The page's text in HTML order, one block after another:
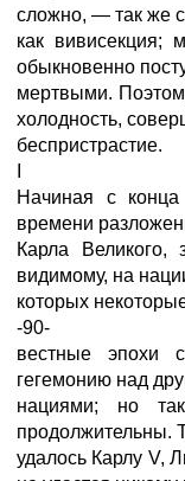
сложно, — так же
как вивисекция;
обыкновенно
мертвыми.
холодность,
беспристрастие.
Начиная с
времени
Карла Великого,
видимому, на
которых
-90-
вестные эпохи
гегемонию над
нациями; но
продолжительны.
удалось Карлу V,